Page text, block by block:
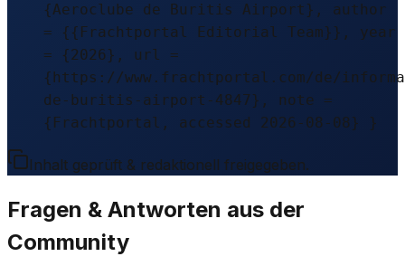
{Aeroclube de Buritis Airport}, author
= {{Frachtportal Editorial Team}}, year
= {2026}, url =
{https://www.frachtportal.com/de/
de-buritis-airport-4847}, note =
{Frachtportal, accessed 2026-08-08} }
Inhalt geprüft & redaktionell freigegeben.
Fragen & Antworten aus der
Community